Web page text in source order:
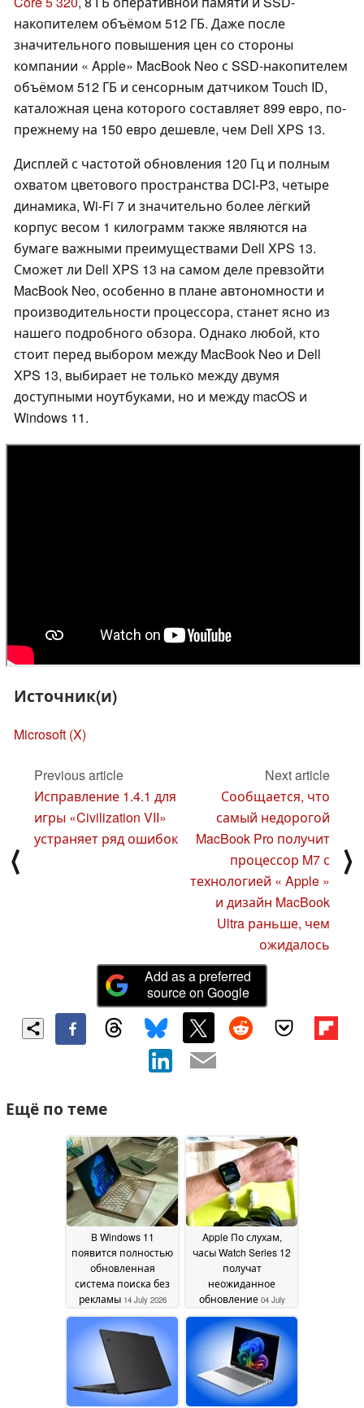
накопителем объёмом 512 ГБ. Даже после
значительного повышения цен со стороны
компании « Apple» MacBook Neo с SSD-накопителем
объёмом 512 ГБ и сенсорным датчиком Touch ID,
каталожная цена которого составляет 899 евро, по-
прежнему на 150 евро дешевле, чем Dell XPS 13.
Дисплей с частотой обновления 120 Гц и полным
охватом цветового пространства DCI-P3, четыре
динамика, Wi-Fi 7 и значительно более лёгкий
корпус весом 1 килограмм также являются на
бумаге важными преимуществами Dell XPS 13.
Сможет ли Dell XPS 13 на самом деле превзойти
MacBook Neo, особенно в плане автономности и
производительности процессора, станет ясно из
нашего подробного обзора. Однако любой, кто
стоит перед выбором между MacBook Neo и Dell
XPS 13, выбирает не только между двумя
доступными ноутбуками, но и между macOS и
Windows 11.
Источник(и)
Microsoft (X)
⟨
Previous article
Исправление 1.4.1 для
игры «Civilization VII»
устраняет ряд ошибок
Next article
Сообщается, что
самый недорогой
MacBook Pro получит
процессор M7 с
технологией « Apple »
и дизайн MacBook
Ultra раньше, чем
ожидалось
⟩
Add as a preferred
source on Google
Ещё по теме
В Windows 11
появится полностью
обновленная
система поиска без
рекламы 14 July 2026
Apple По слухам,
часы Watch Series 12
получат
неожиданное
обновление 04 July
2026